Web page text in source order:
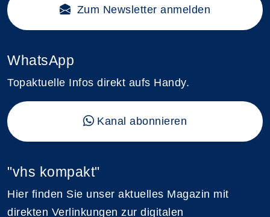
Zum Newsletter anmelden
WhatsApp
Topaktuelle Infos direkt aufs Handy.
Kanal abonnieren
"vhs kompakt"
Hier finden Sie unser aktuelles Magazin mit
direkten Verlinkungen zur digitalen